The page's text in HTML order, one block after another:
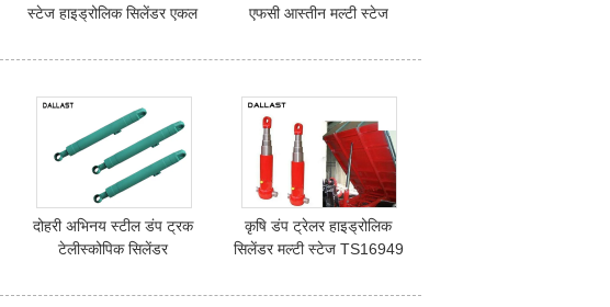
स्टेज हाइड्रोलिक सिलेंडर एकल
एफसी आस्तीन मल्टी स्टेज
दोहरी अभिनय स्टील डंप ट्रक
टेलीस्कोपिक सिलेंडर
कृषि डंप ट्रेलर हाइड्रोलिक
सिलेंडर मल्टी स्टेज TS16949